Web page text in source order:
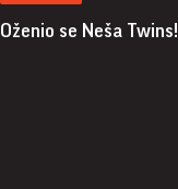
Oženio se Neša Twins!